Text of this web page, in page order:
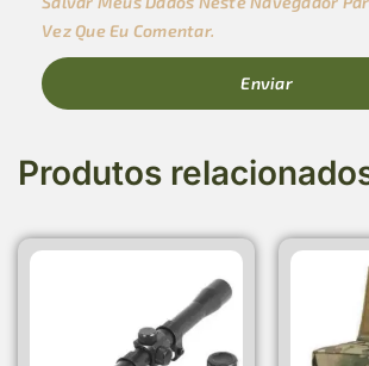
Vez Que Eu Comentar.
Produtos